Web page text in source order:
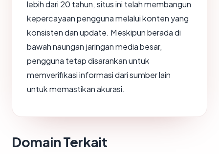
lebih dari 20 tahun, situs ini telah membangun
kepercayaan pengguna melalui konten yang
konsisten dan update. Meskipun berada di
bawah naungan jaringan media besar,
pengguna tetap disarankan untuk
memverifikasi informasi dari sumber lain
untuk memastikan akurasi.
Domain Terkait